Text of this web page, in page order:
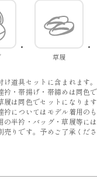
草履
道具セットに含まれます。
・帯揚げ・帯締めは同色で
は同色でセットになります
についてはモデル着用の
半衿・バッグ・草履等に
りです。予めご了承くださ